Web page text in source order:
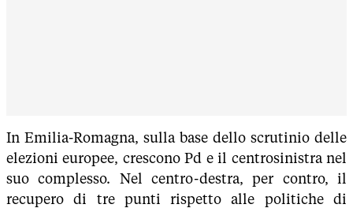
In Emilia-Romagna, sulla base dello scrutinio delle
elezioni europee, crescono Pd e il centrosinistra nel
suo complesso. Nel centro-destra, per contro, il
recupero di tre punti rispetto alle politiche di